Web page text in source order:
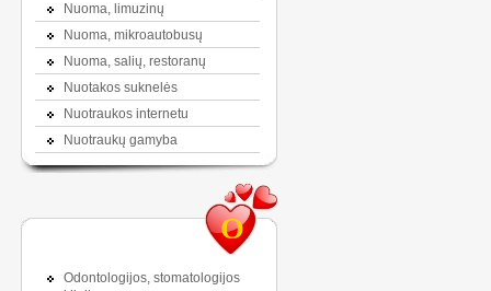
Nuoma, limuzinų
Nuoma, mikroautobusų
Nuoma, salių, restoranų
Nuotakos suknelės
Nuotraukos internetu
Nuotraukų gamyba
O
Odontologijos, stomatologijos